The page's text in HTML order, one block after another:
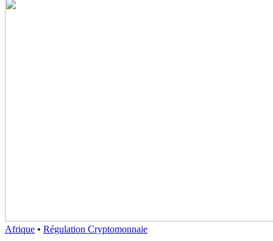
Afrique • Régulation Cryptomonnaie